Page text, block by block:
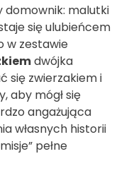
domownik: malutki
się ulubieńcem
w zestawie
dwójka
się zwierzakiem i
aby mógł się
angażująca
własnych historii
pełne